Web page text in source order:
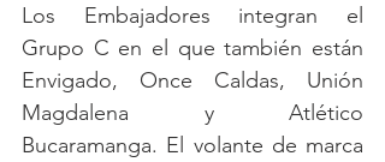
Los Embajadores integran el
Grupo C en el que también están
Envigado, Once Caldas, Unión
Magdalena y Atlético
Bucaramanga. El volante de marca